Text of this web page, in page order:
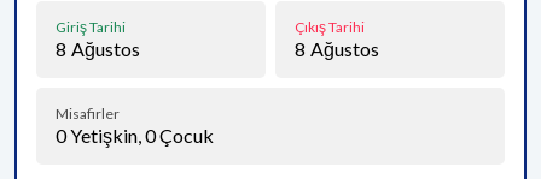
Giriş Tarihi
8 Ağustos
Çıkış Tarihi
8 Ağustos
Misafirler
0Yetişkin,0Çocuk